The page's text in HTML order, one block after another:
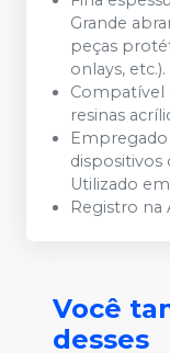
Grande
peças
onlays, etc.).
Compatível
resinas
dispositivos
Utilizado
Registro na
Você
desses